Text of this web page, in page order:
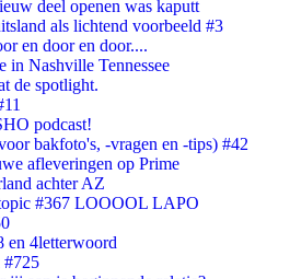
deel openen was kaputt
als lichtend voorbeeld #3
en door en door....
in Nashville Tennessee
de spotlight.
podcast!
bakfoto's, -vragen en -tips) #42
afleveringen op Prime
achter AZ
#367 LOOOOL LAPO
en 4letterwoord
#725